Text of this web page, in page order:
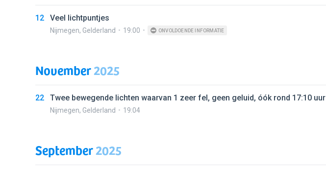
12 Veel lichtpuntjes
Nijmegen, Gelderland 19:00 ONVOLDOENDE INFORMATIE
November2025
22 Twee bewegende lichten waarvan 1 zeer fel, geen geluid, óók rond 17:10 uur
Nijmegen, Gelderland 19:04
September2025